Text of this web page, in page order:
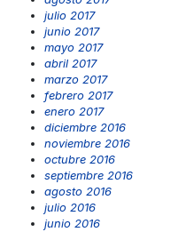
julio 2017
junio 2017
mayo 2017
abril 2017
marzo 2017
febrero 2017
enero 2017
diciembre 2016
noviembre 2016
octubre 2016
septiembre 2016
agosto 2016
julio 2016
junio 2016